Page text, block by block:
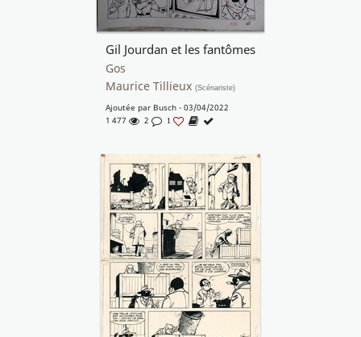
Gil Jourdan et les fantômes
Gos
Maurice Tillieux (Scénariste)
Ajoutée par Busch - 03/04/2022
1 477
2 1